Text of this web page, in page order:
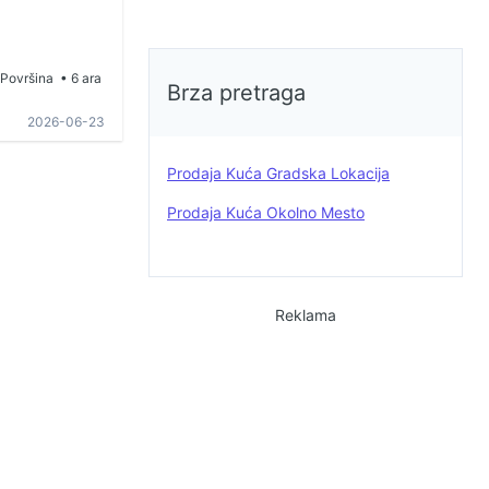
• 6 ara
2026-06-23
Brza pretraga
Prodaja Kuća Gradska Lokacija
Prodaja Kuća Okolno Mesto
Reklama